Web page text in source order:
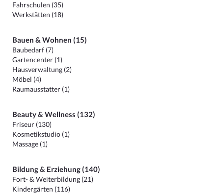
Fahrschulen (35)
Werkstätten (18)
Bauen & Wohnen (15)
Baubedarf (7)
Gartencenter (1)
Hausverwaltung (2)
Möbel (4)
Raumausstatter (1)
Beauty & Wellness (132)
Friseur (130)
Kosmetikstudio (1)
Massage (1)
Bildung & Erziehung (140)
Fort- & Weiterbildung (21)
Kindergärten (116)